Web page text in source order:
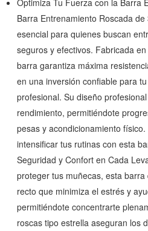
Optimiza Tu Fuerza con la Barra
Barra Entrenamiento Roscada
esencial para quienes buscan
seguros y efectivos. Fabricada
barra garantiza máxima
en una inversión confiable para
profesional. Su diseño
rendimiento, permitiéndote
pesas y acondicionamiento
intensificar tus rutinas con esta
Seguridad y Confort en Cada
proteger tus muñecas, esta
recto que minimiza el estrés y
permitiéndote concentrarte
roscas tipo estrella aseguran los